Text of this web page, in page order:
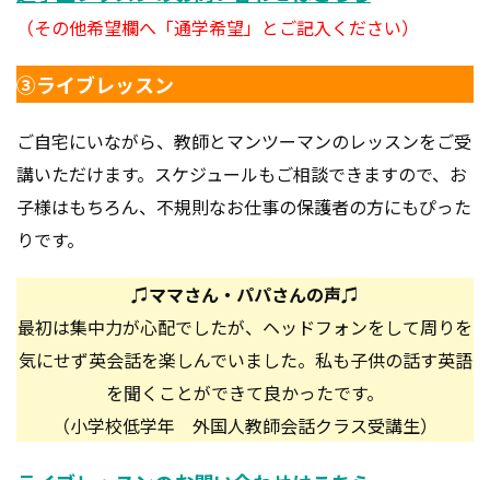
（その他希望欄へ「通学希望」とご記入ください）
③ライブレッスン
ご自宅にいながら、教師とマンツーマンのレッスンをご受
講いただけます。スケジュールもご相談できますので、お
子様はもちろん、不規則なお仕事の保護者の方にもぴった
りです。
♫ママさん・パパさんの声♫
最初は集中力が心配でしたが、ヘッドフォンをして周りを
気にせず英会話を楽しんでいました。私も子供の話す英語
を聞くことができて良かったです。
（小学校低学年 外国人教師会話クラス受講生）